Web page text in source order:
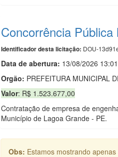
Concorrência Pública
Identificador desta licitação: DOU-
Data de abertura: 13/08/2026 13:01
Orgão: PREFEITURA MUNICIPAL
Valor: R$ 1.523.677,00
Contratação de empresa de
Município de Lagoa Grande - PE.
Obs: Estamos mostrando